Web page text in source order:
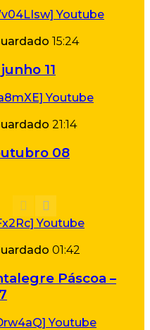
15:24
11
21:14
08
01:42
Páscoa –